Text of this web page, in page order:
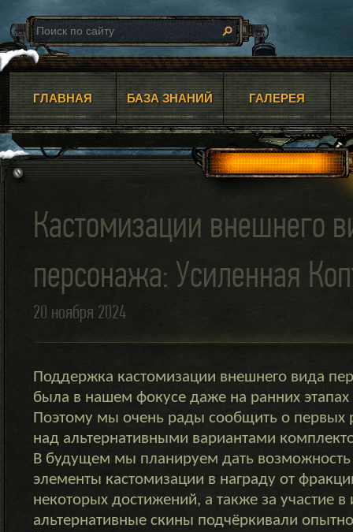
ГЛАВНАЯ БАЗА ЗНАНИЙ ГАЛЕРЕЯ
Кастомизации внешнего
персонажа: Усиленная
20 ноября 2024
Поддержка кастомизации внешнего вида
была в нашем фокусе даже на ранних этапах
Поэтому мы очень рады сообщить о первых
над альтернативными вариантами
В будущем мы планируем дать возможность
элементы кастомизации в награду от
некоторых достижений, а также за участие в
альтернативные скины подчёркивали